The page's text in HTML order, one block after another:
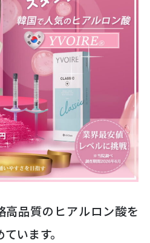
品質のヒアルロン酸を
います。